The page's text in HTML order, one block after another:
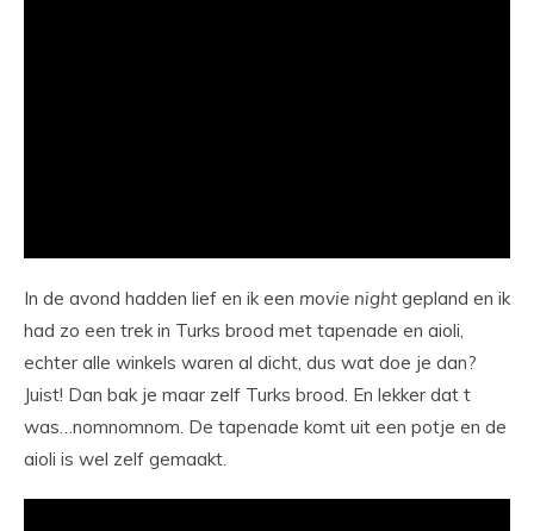
In de avond hadden lief en ik een movie nightgepland en ik
had zo een trek in Turks brood met tapenade en aioli,
echter alle winkels waren al dicht, dus wat doe je dan?
Juist! Dan bak je maar zelf Turks brood. En lekker dat t
was…nomnomnom. De tapenade komt uit een potje en de
aioli is wel zelf gemaakt.